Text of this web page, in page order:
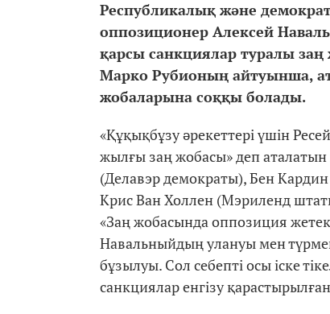
Республикалық және
оппозиционер Алексей
қарсы санкциялар туралы
Марко Рубионың айтуынша,
жобаларына соққы болады.
«Құқықбұзу әрекеттері үшін
жылғы заң жобасы» деп
(Делавэр демократы), Бен
Крис Ван Холлен (Мэриленд
«Заң жобасында оппозиция
Навальныйдың улануы мен
бұзылуы. Сол себепті осы іске
санкциялар енгізу